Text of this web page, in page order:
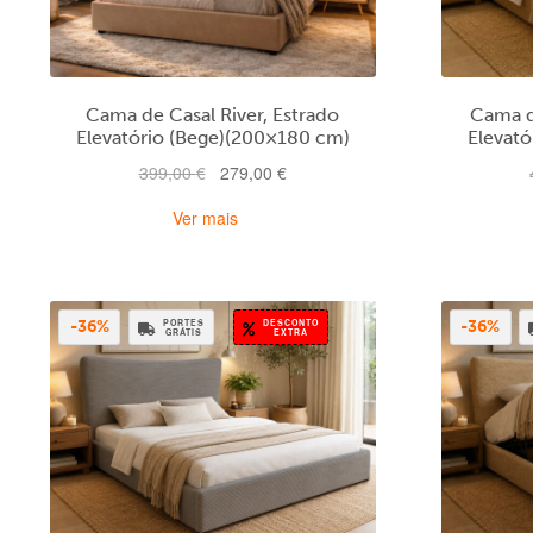
Cama de Casal River, Estrado
Elevatório (Bege)(200×180 cm)
399,00€
O
original
279,00€O
Ver mais
Cama
PORTES
GRÁTIS
DESCONTO
EXTRA
-36% -36%